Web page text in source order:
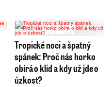
Tropické noci a špatný
spánek: Proč nás horko
obírá o klid a kdy už jde o
úzkost?